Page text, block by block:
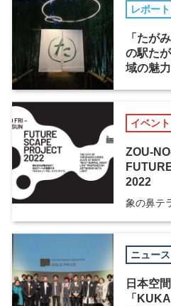
レポート
「たが
の駅た
域の魅
イベント
ZOU-
2022
象の鼻テ
ニュース
日本空
「